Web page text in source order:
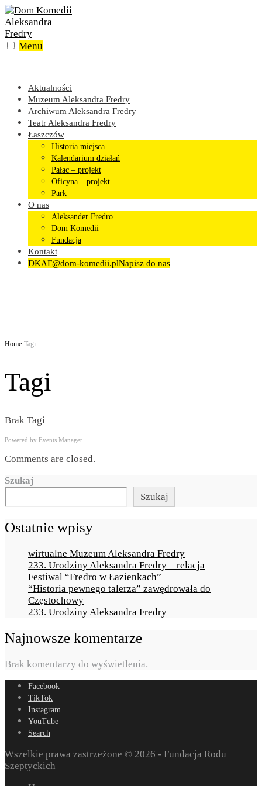
Skip
to
content
Menu
Aktualności
Muzeum Aleksandra Fredry
Archiwum Aleksandra Fredry
Teatr Aleksandra Fredry
Łaszczów
Historia miejsca
Kalendarium działań
Pałac – projekt
Oficyna – projekt
Park
O nas
Aleksander Fredro
Dom Komedii
Fundacja
Kontakt
DKAF@dom-komedii.plNapisz do nas
Home Tagi
Tagi
Brak Tagi
Powered by Events Manager
Comments are closed.
Szukaj
Szukaj
Ostatnie wpisy
wirtualne Muzeum Aleksandra Fredry
233. Urodziny Aleksandra Fredry – relacja
Festiwal “Fredro w Łazienkach”
“Historia pewnego talerza” zawędrowała do
Częstochowy
233. Urodziny Aleksandra Fredry
Najnowsze komentarze
Brak komentarzy do wyświetlenia.
Facebook
TikTok
Instagram
YouTube
Search
Wszelkie prawa zastrzeżone © 2026 - Fundacja Rodu
Szeptyckich